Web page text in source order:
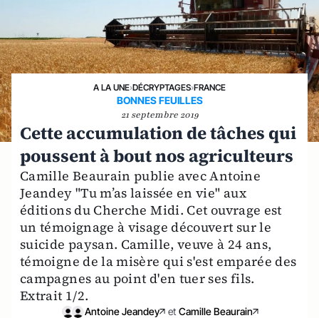
A LA UNE›DÉCRYPTAGES›FRANCE
BONNES FEUILLES
21 septembre 2019
Cette accumulation de tâches qui
poussent à bout nos agriculteurs
Camille Beaurain publie avec Antoine
Jeandey "Tu m’as laissée en vie" aux
éditions du Cherche Midi. Cet ouvrage est
un témoignage à visage découvert sur le
suicide paysan. Camille, veuve à 24 ans,
témoigne de la misère qui s'est emparée des
campagnes au point d'en tuer ses fils.
Extrait 1/2.
Antoine Jeandey et Camille Beaurain